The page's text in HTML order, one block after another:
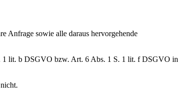
Anfrage sowie alle daraus hervorgehende
1 lit. b DSGVO bzw. Art. 6 Abs. 1 S. 1 lit. f DSGVO in